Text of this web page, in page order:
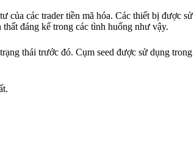
của các trader tiền mã hóa. Các thiết bị được
đáng kể trong các tình huống như vậy.
thái trước đó. Cụm seed được sử dụng